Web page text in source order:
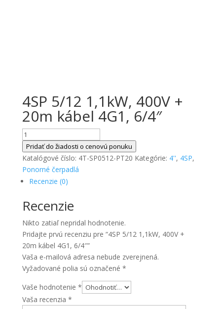
4SP 5/12 1,1kW, 400V +
20m kábel 4G1, 6/4″
množstvo
4SP
5/12
1,1kW,
400V
20m
kábel
4G1,
6/4"
Pridať do žiadosti o cenovú ponuku
Katalógové číslo: 4T-SP0512-PT20 Kategórie: 4'', 4SP,
Ponorné čerpadlá
Recenzie (0)
Recenzie
Nikto zatiaľ nepridal hodnotenie.
Pridajte prvú recenziu pre “4SP 5/12 1,1kW, 400V +
20m kábel 4G1, 6/4″”
Vaša e-mailová adresa nebude zverejnená.
Vyžadované polia sú označené *
Vaše hodnotenie *
Vaša recenzia *